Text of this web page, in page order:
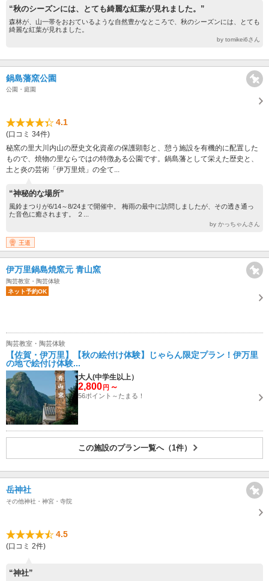
“秋のシーズンには、とても綺麗な紅葉が見れました。”
森林が、山一帯をおおているような自然豊かなところで、秋のシーズンには、とても
綺麗な紅葉が見れました。
by tomikei6さん
鍋島藩窯公園
公園・庭園
4.1
(口コミ 34件)
秘窯の里大川内山の歴史文化資産の保護顕彰と、憩う施設を有機的に配置した
もので、焼物の里ならではの特徴ある公園です。鍋島藩として栄えた歴史と、
土と炎の芸術「伊万里焼」の全て...
“神秘的な場所”
風鈴まつりが6/14～8/24まで開催中。 梅雨の最中に訪問しましたが、その透き通っ
た音色に癒されます。 ２...
by かっちゃんさん
王道
伊万里鍋島焼窯元 青山窯
陶芸教室・陶芸体験
ネット予約OK
陶芸教室・陶芸体験
【佐賀・伊万里】【秋の絵付け体験】じゃらん限定プラン！伊万里
の地で絵付け体験...
大人(中学生以上）
2,800 円 ～
56ポイント～たまる！
この施設のプラン一覧へ（1件）
岳神社
その他神社・神宮・寺院
4.5
(口コミ 2件)
“神社”